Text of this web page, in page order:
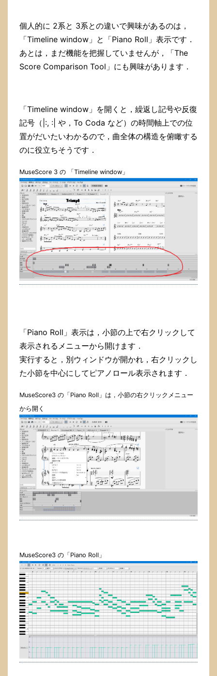
個人的に 2系と 3系との違いで興味があるのは，
「Timeline window」と「Piano Roll」表示です．
あとは，まだ機能を把握していませんが，「The
Score Comparison Tool」にも興味があります．
「Timeline window」を開くと，繰返し記号や反復
記号（|:, :| や，To Coda など）の時間軸上での位
置がだいたいわかるので，曲全体の構造を俯瞰する
のに役立ちそうです．
MuseScore 3 の 「Timeline window」
「Piano Roll」表示は，小節の上で右クリックして
表示されるメニューから開けます．
実行すると，別ウィンドウが開かれ，右クリックし
た小節を中心にしてピアノロール表示されます．
MuseScore3 の「Piano Roll」は，小節の右クリックメニュー
から開く
MuseScore3 の「Piano Roll」